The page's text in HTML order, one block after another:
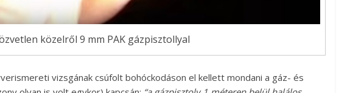
közelről 9 mm PAK gázpisztollyal
vizsgának csúfolt bohóckodáson el kellett mondani a gáz- és